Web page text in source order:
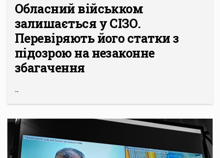
Обласний військком
залишається у СІЗО.
Перевіряють його статки з
підозрою на незаконне
збагачення
...